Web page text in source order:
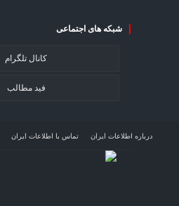
شبکه های اجتماعی
کانال تلگرام
فید مطالب
درباره اطلاعات ایران تماس با اطلاعات ایران
شرایط بازنشر محتوا در اطلاعات ایران